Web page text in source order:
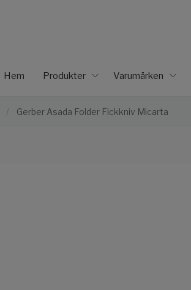
Hem Produkter Varumärken
/ Gerber Asada Folder Fickkniv Micarta